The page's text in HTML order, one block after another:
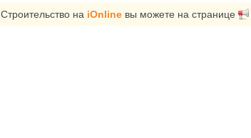
Строительство на iOnline вы можете на странице